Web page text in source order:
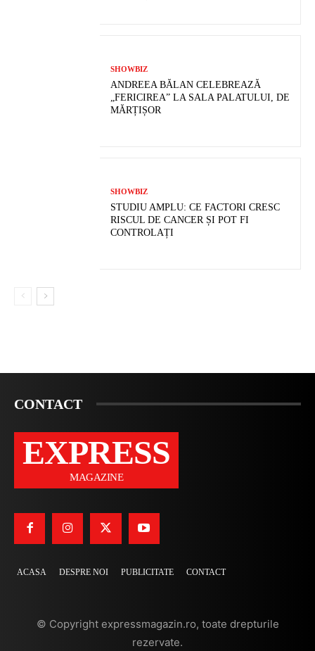
SHOWBIZ
ANDREEA BĂLAN CELEBREAZĂ
„FERICIREA” LA SALA PALATULUI, DE
MĂRȚIȘOR
SHOWBIZ
STUDIU AMPLU: CE FACTORI CRESC
RISCUL DE CANCER ȘI POT FI
CONTROLAȚI
CONTACT
EXPRESS
MAGAZINE
ACASA DESPRE NOI PUBLICITATE CONTACT
© Copyright expressmagazin.ro, toate drepturile
rezervate.